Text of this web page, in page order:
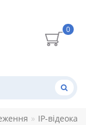
0
IP-